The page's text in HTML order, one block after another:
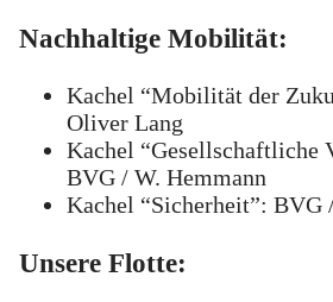
Nachhaltige Mobilität:
Kachel “Mobilität der
Oliver Lang
Kachel “Gesellschaftliche
BVG / W. Hemmann
Kachel “Sicherheit”:
Unsere Flotte: